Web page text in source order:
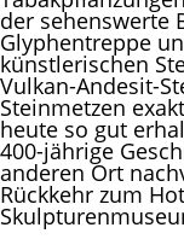
der sehenswerte
Glyphentreppe
künstlerischen
Vulkan-Andesit-
Steinmetzen
heute so gut
400-jährige
anderen Ort
Rückkehr zum